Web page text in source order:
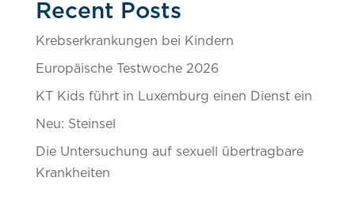
Recent Posts
Krebserkrankungen bei Kindern
Europäische Testwoche 2026
KT Kids führt in Luxemburg einen Dienst ein
Neu: Steinsel
Die Untersuchung auf sexuell übertragbare
Krankheiten